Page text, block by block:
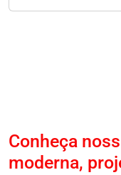
Conheça
moderna,